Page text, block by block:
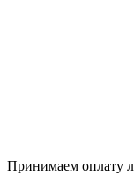
Принимаем оплату